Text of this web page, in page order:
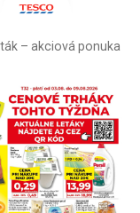
– akciová ponuka